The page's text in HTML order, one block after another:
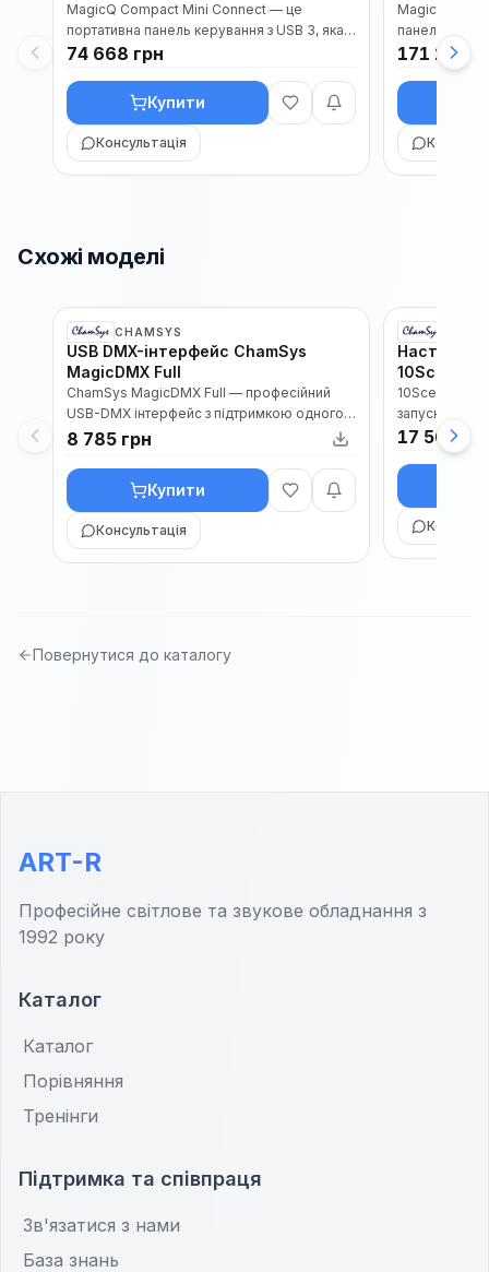
MagicQ Compact Mini Connect — це
портативна панель керування з USB 3, яка
поєднує фізичне відтворення з пот...
74 668 грн
Купити
Консультація
MagicQ
панель
до ПК або
171 299
Схожі моделі
Каталог
CHAMSYS
USB DMX-інтерфейс ChamSys
MagicDMX Full
ChamSys MagicDMX Full — професійний
USB-DMX інтерфейс з підтримкою одного
DMX-universe та RDM. Працює без о...
8 785 грн
Купити
Консультація
Каталог
Настінна
10Scene
10Scene Wall
запуску
17 569
Повернутися до каталогу
ART-R
Професійне світлове та звукове обладнання з
1992 року
Каталог
Каталог
Порівняння
Тренінги
Підтримка та співпраця
Зв'язатися з нами
База знань